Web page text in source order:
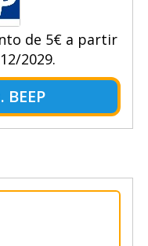
de 5€ a partir
2029.
BEEP